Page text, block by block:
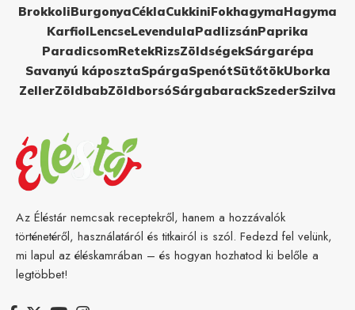
BrokkoliBurgonyaCéklaCukkiniFokhagymaHagyma
KarfiolLencseLevendulaPadlizsánPaprika
ParadicsomRetekRizsZöldségekSárgarépa
Savanyú káposztaSpárgaSpenótSütőtökUborka
ZellerZöldbabZöldborsóSárgabarackSzederSzilva
Az Éléstár nemcsak receptekről, hanem a hozzávalók
történetéről, használatáról és titkairól is szól. Fedezd fel velünk,
mi lapul az éléskamrában – és hogyan hozhatod ki belőle a
legtöbbet!